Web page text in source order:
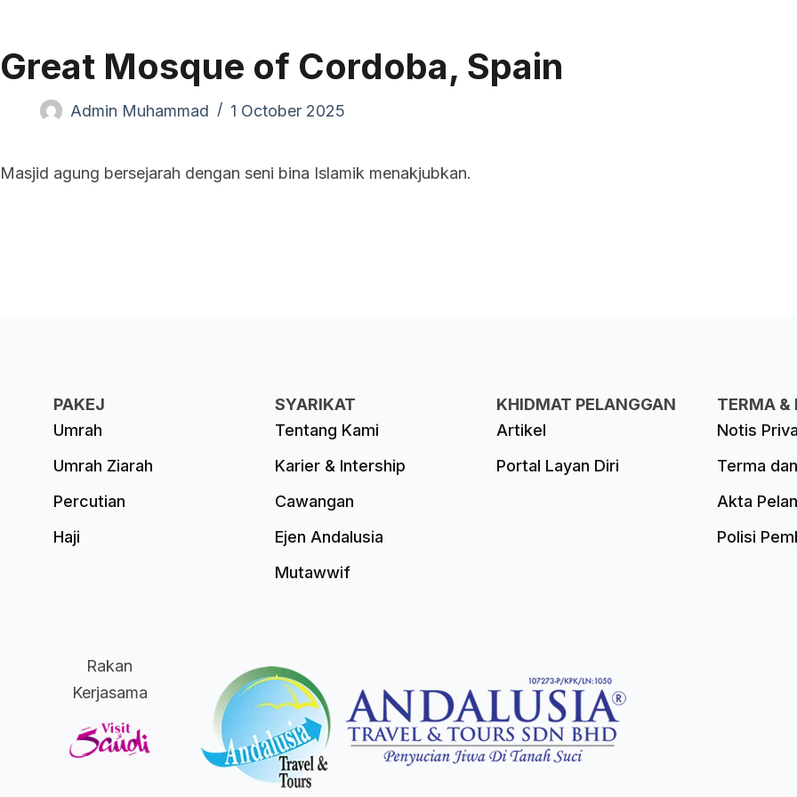
Great Mosque of Cordoba, Spain
Admin Muhammad 1 October 2025
Masjid agung bersejarah dengan seni bina Islamik menakjubkan.
PAKEJ
Umrah
Umrah Ziarah
Percutian
Haji
SYARIKAT
Tentang Kami
Karier & Intership
Cawangan
Ejen Andalusia
Mutawwif
KHIDMAT PELANGGAN
Artikel
Portal Layan Diri
TERMA &
Notis
Terma
Akta
Polisi
Rakan
Kerjasama